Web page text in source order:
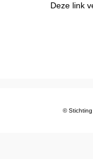
Deze link
©